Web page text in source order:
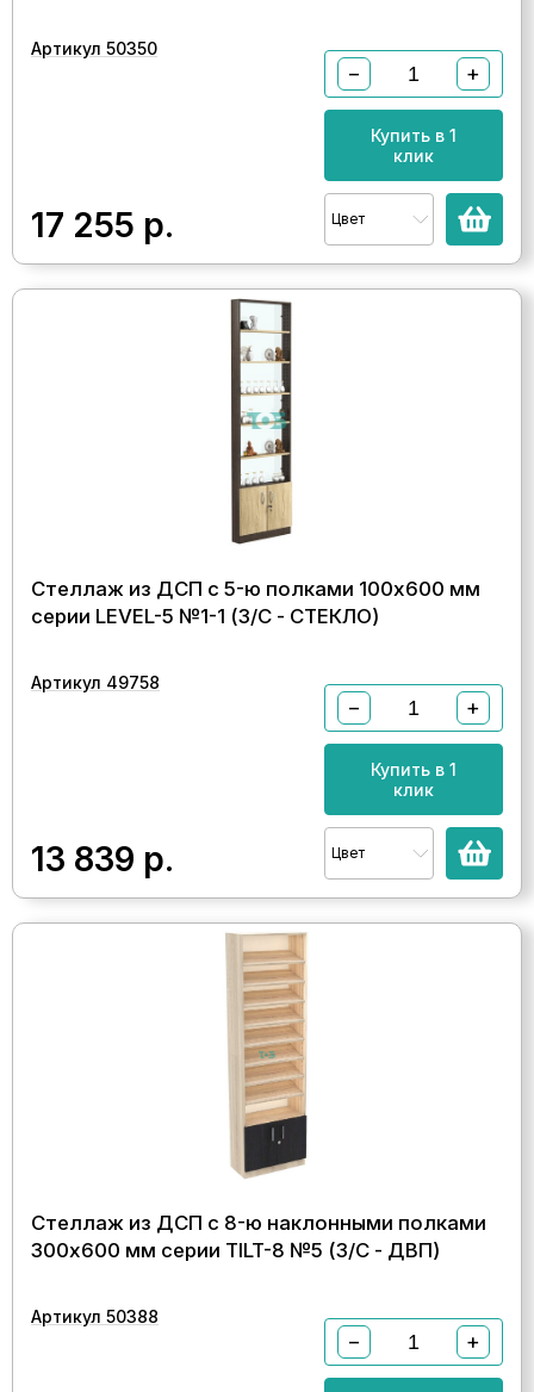
Артикул 50350
17 255 р.
− +
Купить в 1
клик
Цвет
Стеллаж из ДСП с 5-ю полками 100x600 мм
серии LEVEL-5 №1-1 (З/C - СТЕКЛО)
Артикул 49758
13 839 р.
− +
Купить в 1
клик
Цвет
Стеллаж из ДСП с 8-ю наклонными полками
300x600 мм серии TILT-8 №5 (З/C - ДВП)
Артикул 50388
− +